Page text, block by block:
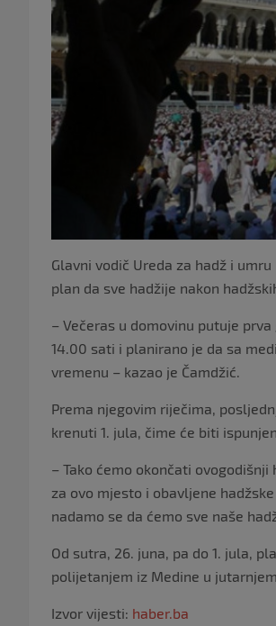
Glavni vodič Ureda za hadž i
plan da sve hadžije nakon
– Večeras u domovinu putuje
14.00 sati i planirano je da sa
vremenu – kazao je Čamdžić.
Prema njegovim riječima,
krenuti 1. jula, čime će biti
– Tako ćemo okončati ovogodišnji
za ovo mjesto i obavljene
nadamo se da ćemo sve naše
Od sutra, 26. juna, pa do 1. jula,
polijetanjem iz Medine u
Izvor vijesti: haber.ba